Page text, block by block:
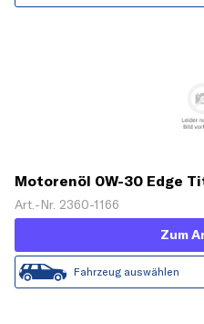
Motorenöl 0W-30 Edge
Art.-Nr. 2360-1166
Zum
Fahrzeug auswählen